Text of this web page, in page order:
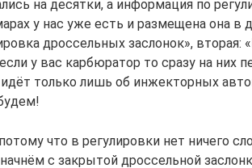
на десятки, а информация по
у нас уже есть и размещена она в
дроссельных заслонок», вторая:
у вас карбюратор то сразу на них
идёт только лишь об инжекторных
что в регулировки нет ничего
с закрытой дроссельной